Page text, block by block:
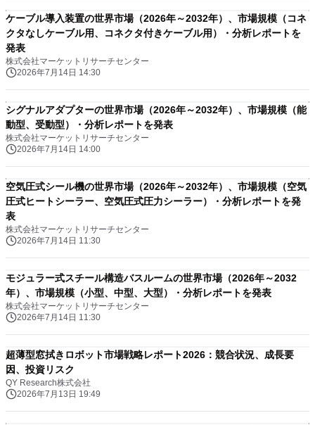
ケーブル導入装置の世界市場（2026年～2032年）、市場規模（コネ
クタなしケーブル用、コネクタ付きケーブル用）・分析レポートを
発表
株式会社マーケットリサーチセンター
2026年7月14日 14:30
シグナルアダプターの世界市場（2026年～2032年）、市場規模（能
動型、受動型）・分析レポートを発表
株式会社マーケットリサーチセンター
2026年7月14日 14:00
空気圧式シール機の世界市場（2026年～2032年）、市場規模（空気
圧式ヒートシーラー、空気圧式圧力シーラー）・分析レポートを発
表
株式会社マーケットリサーチセンター
2026年7月14日 11:30
モジュラー式スチール構造バスルームの世界市場（2026年～2032
年）、市場規模（小型、中型、大型）・分析レポートを発表
株式会社マーケットリサーチセンター
2026年7月14日 11:30
超薄型窓拭きロボット市場戦略レポート2026：競合状況、成長要
因、投資リスク
QY Research株式会社
2026年7月13日 19:49